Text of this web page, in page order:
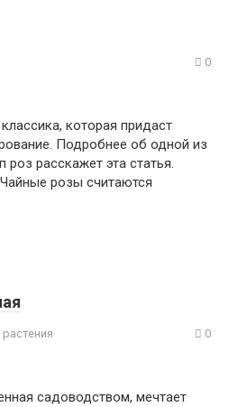
0
которая придаст
Подробнее об одной из
роз расскажет эта статья.
розы считаются
0
садоводством, мечтает